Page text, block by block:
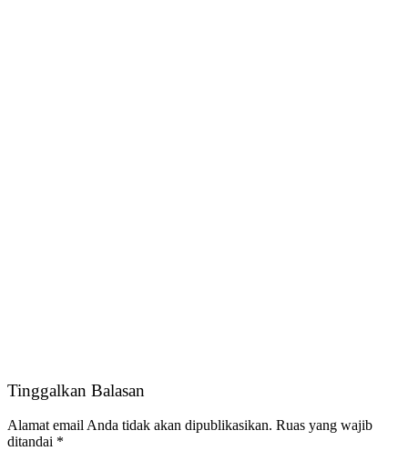
Tinggalkan Balasan
Alamat email Anda tidak akan dipublikasikan. Ruas yang wajib
ditandai *